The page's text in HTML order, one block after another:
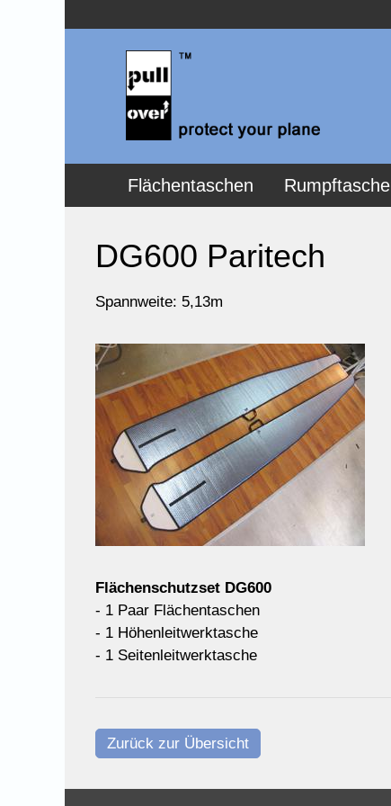
Flächentaschen
DG600 Paritech
Spannweite: 5,13m
Flächenschutzset DG600
- 1 Paar Flächentaschen
- 1 Höhenleitwerktasche
- 1 Seitenleitwerktasche
Zurück zur Übersicht